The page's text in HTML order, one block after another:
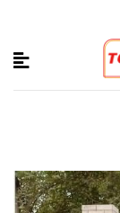
content